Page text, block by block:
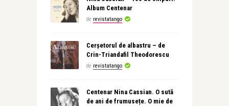
Album Centenar
de revistatango
Cerșetorul de albastru – de
Crin-Triandafil Theodorescu
de revistatango
Centenar Nina Cassian. O sută
de ani de frumusețe. O mie de